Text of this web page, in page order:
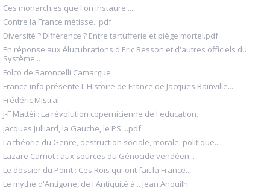
Ces monarchies que l'on instaure.....
Contre la France métisse...pdf
Diversité ? Différence ? Entre tartufferie et piège mortel.pdf
En réponse aux élucubrations d'Eric Besson et d'autres officiels du
Système...
Folco de Baroncelli Camargue
France info présente L'Histoire de France de Jacques Bainville...
Frédéric Mistral
J-F Mattéi : La révolution copernicienne de l'education.
Jacques Julliard, la Gauche, le PS....pdf
La théorie du Genre, destruction sociale, morale, politique....
Lazare Carnot : aux sources du Génocide vendéen...
Le dossier du Point : Ces Rois qui ont fait la France...
Le mythe d'Antigone, de l'Antiquité à... Jean Anouilh.